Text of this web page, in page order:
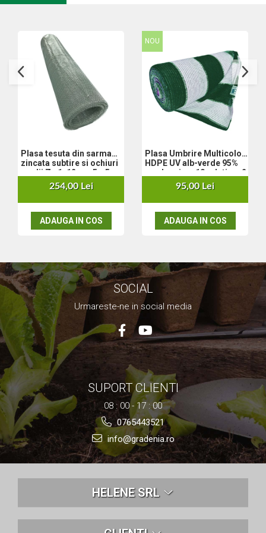
Freze electrice
Rindele electrice
Aparate de sudură tevi PVC
Pistoale cu aer cald
Mașini electrice de șlefuit / polișat
Masini de debitat metal
Cutit termic electric
Cosuri Si Pubele
Plasa tesuta din sarma
zincata subtire si ochiuri
medii Zn 1x12 m - 5 x 5 x
0.56 mm254,00 Lei
ADAUGA IN COS
NOU
Plasa Umbrire Multicolor
HDPE UV alb-verde 95%
mp, lungime 10m,latime 2
95,00 Lei
ADAUGA IN COS
SOCIAL
Urmareste-ne in social media
SUPORT CLIENTI
08 : 00 - 17 : 00
0765443521
info@gradenia.ro
HELENE SRL